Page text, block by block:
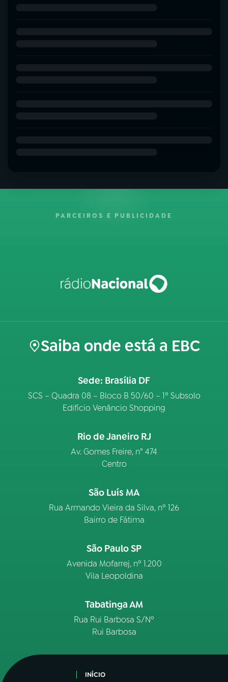
PARCEIROS E PUBLICIDADE
Saiba onde está a EBC
Sede: Brasília DF
SCS – Quadra 08 – Bloco B 50/60 – 1º Subsolo
Edifício Venâncio Shopping
Rio de Janeiro RJ
Av. Gomes Freire, n° 474
Centro
São Luís MA
Rua Armando Vieira da Silva, nº 126
Bairro de Fátima
São Paulo SP
Avenida Mofarrej, nº 1.200
Vila Leopoldina
Tabatinga AM
Rua Rui Barbosa S/Nº
Rui Barbosa
INÍCIO